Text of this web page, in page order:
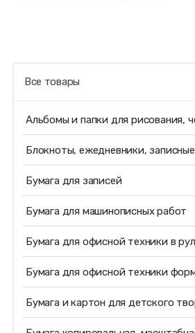
Все товары
Альбомы и папки для рисования,
Блокноты, ежедневники,
Бумага для записей
Бумага для машинописных работ
Бумага для офисной техники в
Бумага для офисной техники
Бумага и картон для детского